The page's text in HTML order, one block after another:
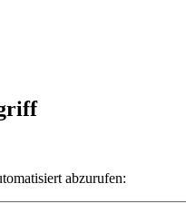
abzurufen: